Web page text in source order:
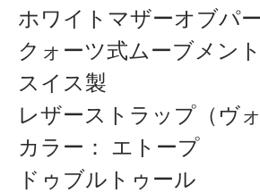
ホワイトマザーオブパ
クォーツ式ムーブメント
スイス製
レザーストラップ（ヴ
カラー： エトープ
ドゥブルトゥール